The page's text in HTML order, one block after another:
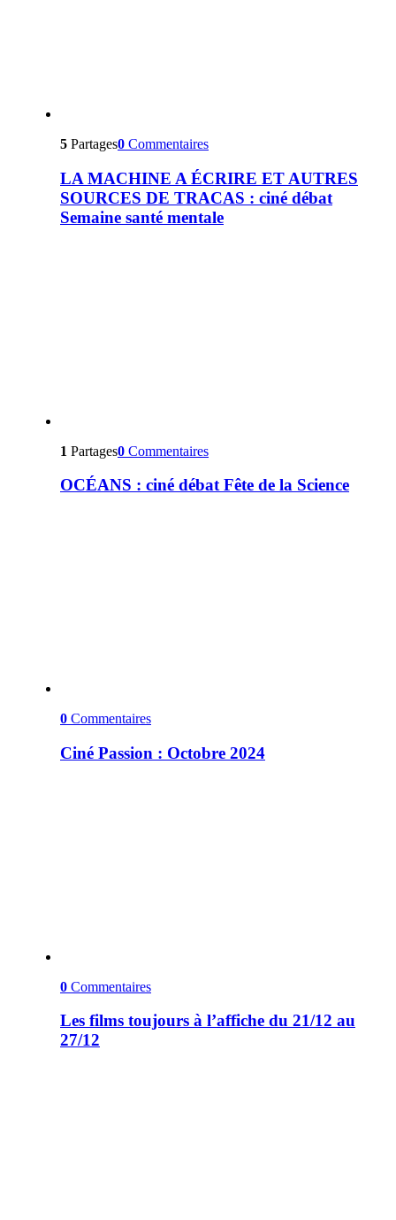
5 Partages0 Commentaires
LA MACHINE A ÉCRIRE ET AUTRES
SOURCES DE TRACAS : ciné débat
Semaine santé mentale
1 Partages0 Commentaires
OCÉANS : ciné débat Fête de la Science
0 Commentaires
Ciné Passion : Octobre 2024
0 Commentaires
Les films toujours à l’affiche du 21/12 au
27/12